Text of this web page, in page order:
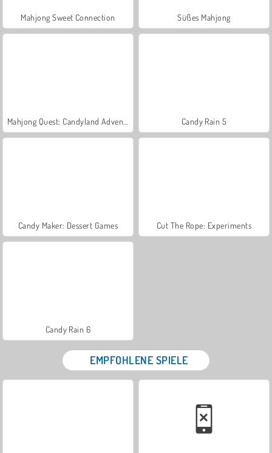
Mahjong Sweet Connection Süßes Mahjong
Candy Rain 5
Candy Maker: Dessert Games Cut The Rope: Experiments
Candy Rain 6
EMPFOHLENE SPIELE